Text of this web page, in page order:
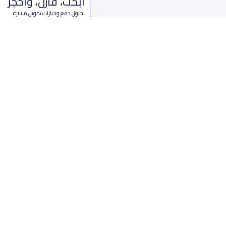
بحلول دفع وخيارات تمويل ميسرة